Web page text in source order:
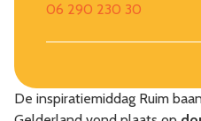
06 290 230 30
De inspiratiemiddag Ruim